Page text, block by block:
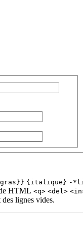
{italique} -
HTML <q> <del>
des lignes vides.